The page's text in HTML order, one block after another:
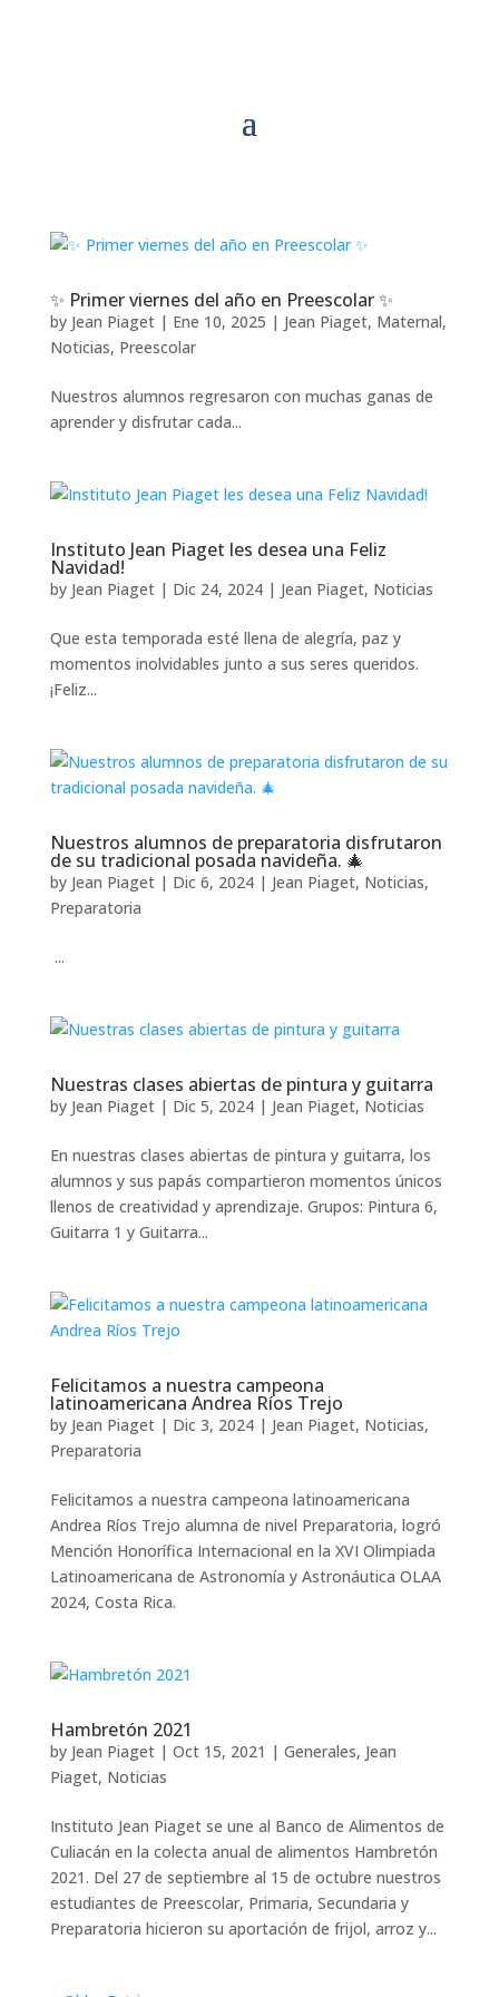
✨ Primer viernes del año en Preescolar ✨
by Jean Piaget| Ene 10, 2025 | Jean Piaget, Maternal,
Noticias, Preescolar
Nuestros alumnos regresaron con muchas ganas de
aprender y disfrutar cada...
Instituto Jean Piaget les desea una Feliz
Navidad!
by Jean Piaget| Dic 24, 2024| Jean Piaget, Noticias
Que esta temporada esté llena de alegría, paz y
momentos inolvidables junto a sus seres queridos.
¡Feliz...
Nuestros alumnos de preparatoria disfrutaron
de su tradicional posada navideña. 🎄
by Jean Piaget| Dic 6, 2024| Jean Piaget, Noticias,
Preparatoria
...
Nuestras clases abiertas de pintura y guitarra
by Jean Piaget| Dic 5, 2024| Jean Piaget, Noticias
En nuestras clases abiertas de pintura y guitarra, los
alumnos y sus papás compartieron momentos únicos
llenos de creatividad y aprendizaje. Grupos: Pintura 6,
Guitarra 1 y Guitarra...
Felicitamos a nuestra campeona
latinoamericana Andrea Ríos Trejo
by Jean Piaget| Dic 3, 2024| Jean Piaget, Noticias,
Preparatoria
Felicitamos a nuestra campeona latinoamericana
Andrea Ríos Trejo alumna de nivel Preparatoria, logró
Mención Honorífica Internacional en la XVI Olimpiada
Latinoamericana de Astronomía y Astronáutica OLAA
2024, Costa Rica.
Hambretón 2021
by Jean Piaget| Oct 15, 2021 | Generales, Jean
Piaget, Noticias
Instituto Jean Piaget se une al Banco de Alimentos de
Culiacán en la colecta anual de alimentos Hambretón
2021. Del 27 de septiembre al 15 de octubre nuestros
estudiantes de Preescolar, Primaria, Secundaria y
Preparatoria hicieron su aportación de frijol, arroz y...